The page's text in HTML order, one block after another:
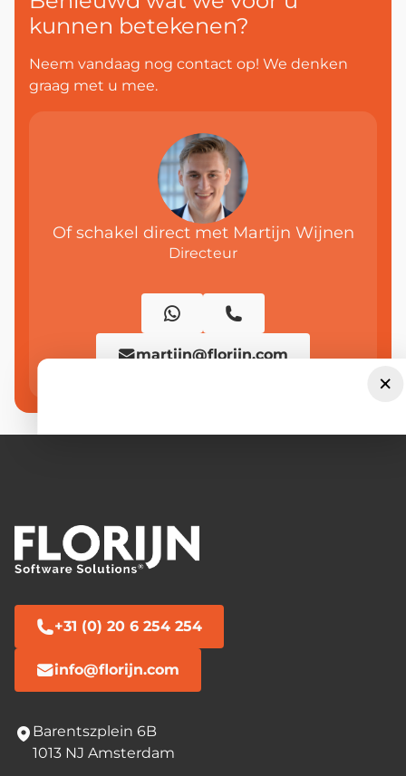
kunnen betekenen?
Neem vandaag nog contact op! We denken
graag met u mee.
Of schakel direct met Martijn Wijnen
Directeur
martijn@florijn.com
×
+31 (0) 20 6 254 254
info@florijn.com
Barentszplein 6B
1013 NJ Amsterdam